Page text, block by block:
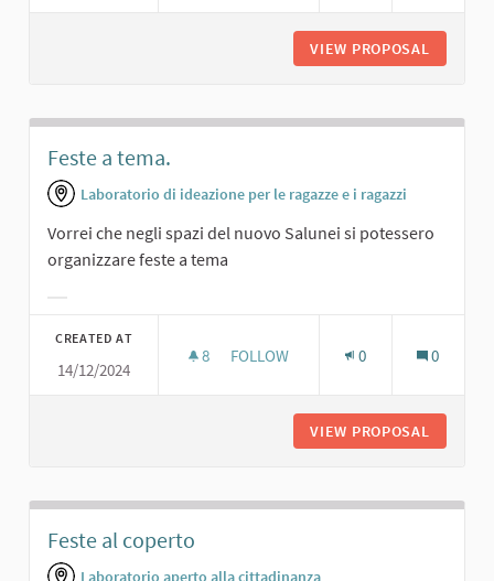
VIEW PROPOSAL
Feste a tema.
Laboratorio di ideazione per le ragazze e i ragazzi
Vorrei che negli spazi del nuovo Salunei si potessero
organizzare feste a tema
CREATED AT
14/12/2024
8 8 FOLLOWERS
FOLLOW 0 0
VIEW PROPOSAL
Feste al coperto
Laboratorio aperto alla cittadinanza